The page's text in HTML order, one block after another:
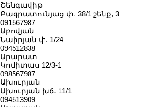
Շենգավիթ
Բագրատունյաց փ․ 38/1 շենք, 3
091567987
Աբովյան
Նաիրյան փ. 1/24
094512838
Արարատ
Կոմիտաս 12/3-1
098567987
Ախուրյան
Ախուրյան խճ․ 11/1
094513909